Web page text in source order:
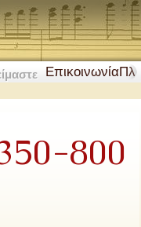
Επικοινωνία
800